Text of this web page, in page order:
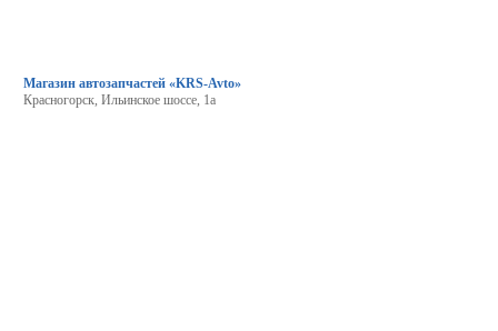
Магазин автозапчастей «KRS-Avto»
Красногорск, Ильинское шоссе, 1а